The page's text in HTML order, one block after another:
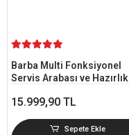
Barba Multi Fonksiyonel
Servis Arabası ve Hazırlık
Tekerlekli
15.999,90 TL
Sepete Ekle